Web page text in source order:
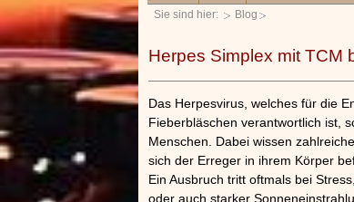
Sie sind hier: Blog
Herpes Simplex mit TCM
Das Herpesvirus, welches für die
Fieberbläschen verantwortlich ist,
Menschen. Dabei wissen
sich der Erreger in ihrem Körper
Ein Ausbruch tritt oftmals bei Stress,
oder auch starker